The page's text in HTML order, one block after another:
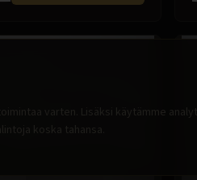
varten. Lisäksi käytämme
koska tahansa.